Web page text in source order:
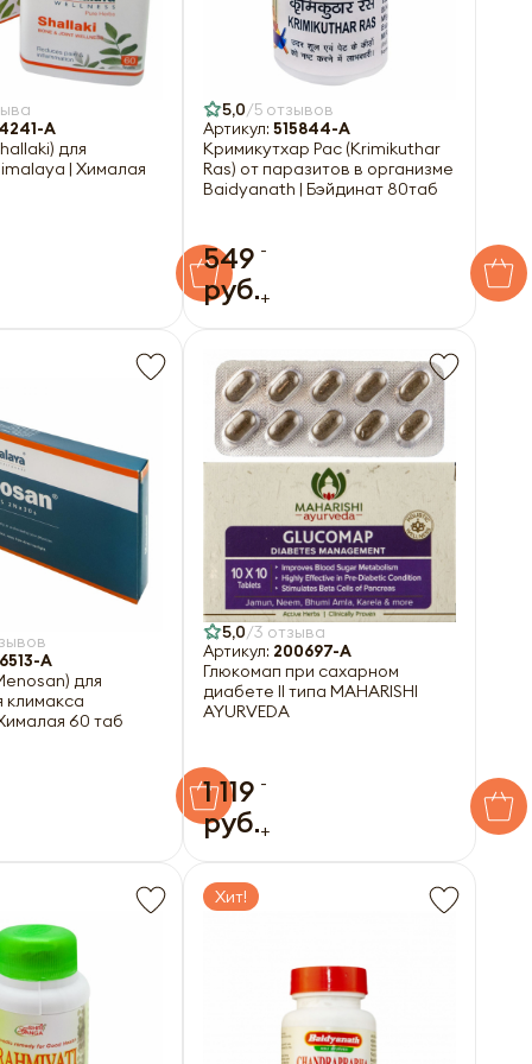
A
для
| Хималая
5,0 5 отзывов
Артикул: 515844-A
Кримикутхар Рас (Krimikuthar
Ras) от паразитов в организме
Baidyanath | Бэйдинат 80таб
549
руб.
-
+
A
для
климакса
60 таб
5,0 3 отзыва
Артикул: 200697-A
Глюкомап при сахарном
диабете II типа MAHARISHI
AYURVEDA
1 119
руб.
-
+
Хит!